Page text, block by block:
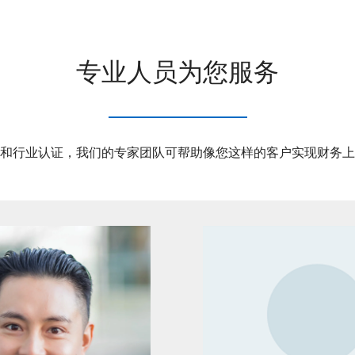
专业人员为您服务
行业认证，我们的专家团队可帮助像您这样的客户实现财务